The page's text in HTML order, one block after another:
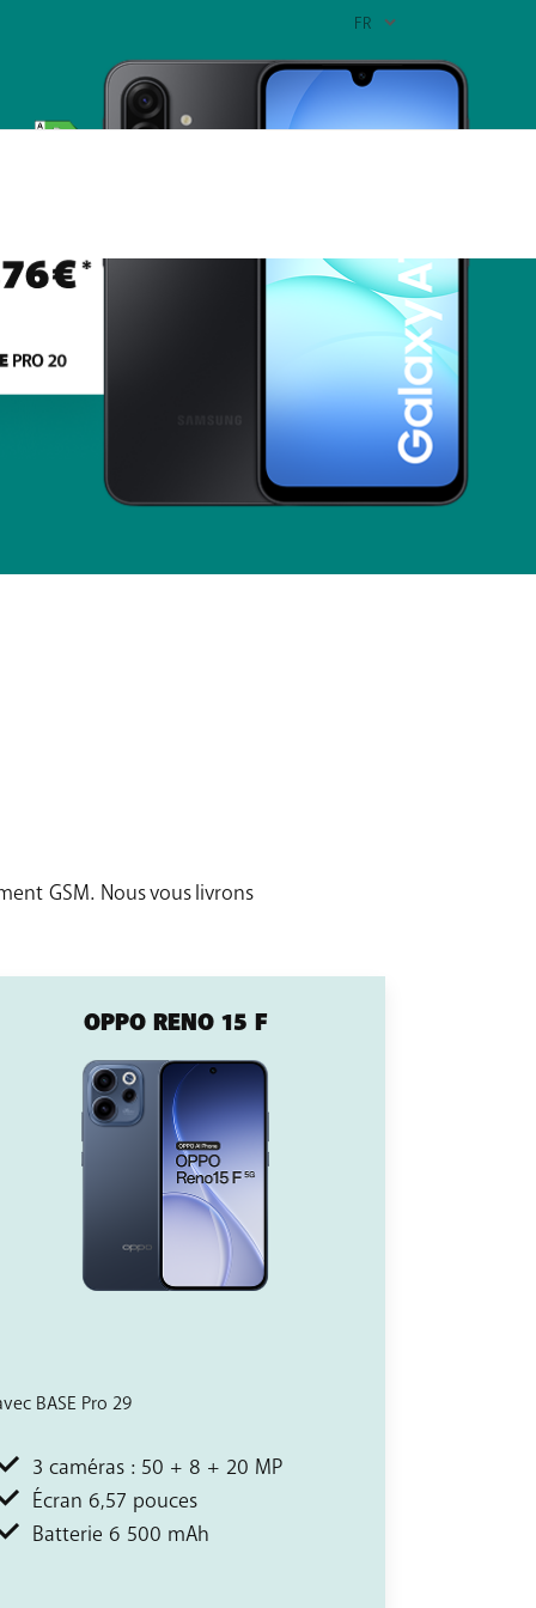
GSM. Nous vous livrons
OPPO RENO 15 F
BASE Pro 29
3 caméras : 50 + 8 + 20 MP
Écran 6,57 pouces
Batterie 6 500 mAh